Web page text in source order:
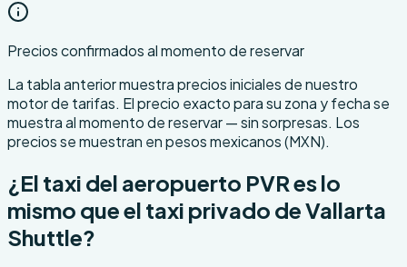
Precios confirmados al momento de reservar
La tabla anterior muestra precios iniciales de nuestro
motor de tarifas. El precio exacto para su zona y fecha se
muestra al momento de reservar — sin sorpresas. Los
precios se muestran en pesos mexicanos (MXN).
¿El taxi del aeropuerto PVR es lo
mismo que el taxi privado de Vallarta
Shuttle?